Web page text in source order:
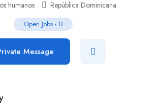
humanos República Dominicana
Open Jobs - 0
Message